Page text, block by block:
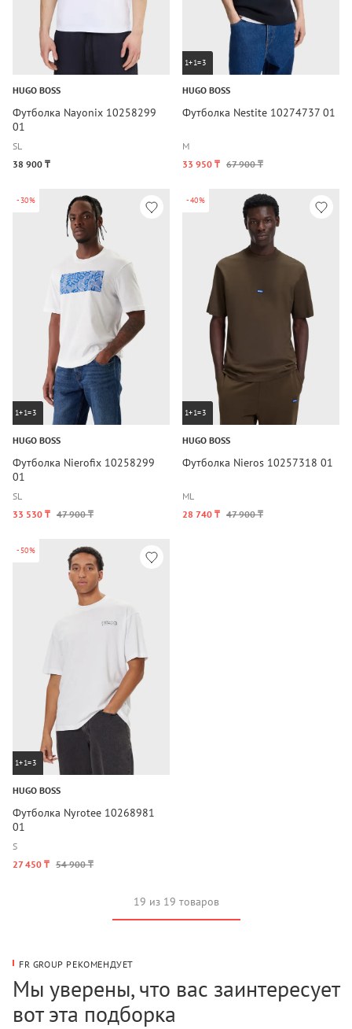
HUGO BOSS
Футболка Nayonix 10258299
01
SL
38 900 ₸
1+1=3
HUGO BOSS
Футболка Nestite 10274737 01
M
33 950 ₸ 67 900 ₸
-30%
1+1=3
HUGO BOSS
Футболка Nierofix 10258299
01
SL
33 530 ₸ 47 900 ₸
-40%
1+1=3
HUGO BOSS
Футболка Nieros 10257318 01
ML
28 740 ₸ 47 900 ₸
-50%
1+1=3
HUGO BOSS
Футболка Nyrotee 10268981
01
S
27 450 ₸ 54 900 ₸
19 из 19 товаров
FR GROUP РЕКОМЕНДУЕТ
Мы уверены, что вас заинтересует
вот эта подборка